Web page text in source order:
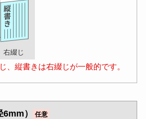
右綴じ
、縦書きは右綴じが一般的です。
） 任意